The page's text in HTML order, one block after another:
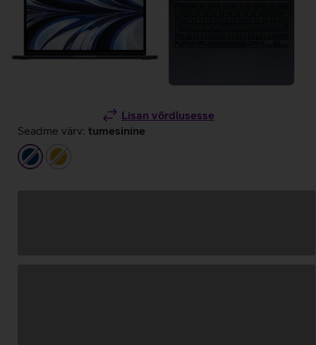
Lisan võrdlusesse
Seadme värv: tumesinine
tumesinine
kuldne